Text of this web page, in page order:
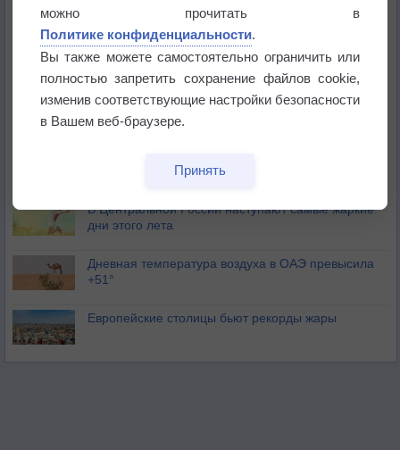
Погода в Санкт-Петербурге 6 августа
Погода в Москве 6 августа
В Центральной России наступают самые жаркие
дни этого лета
Дневная температура воздуха в ОАЭ превысила
+51°
Европейские столицы бьют рекорды жары
можно прочитать в
Политике конфиденциальности.
Вы также можете самостоятельно ограничить или
полностью запретить сохранение файлов cookie,
изменив соответствующие настройки безопасности
в Вашем веб-браузере.
Принять